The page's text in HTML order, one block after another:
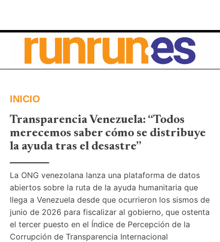
INICIO
Transparencia Venezuela: “Todos
merecemos saber cómo se distribuye
la ayuda tras el desastre”
La ONG venezolana lanza una plataforma de datos
abiertos sobre la ruta de la ayuda humanitaria que
llega a Venezuela desde que ocurrieron los sismos de
junio de 2026 para fiscalizar al gobierno, que ostenta
el tercer puesto en el Índice de Percepción de la
Corrupción de Transparencia Internacional